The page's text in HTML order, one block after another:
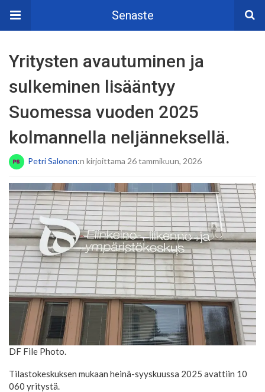
Senaste
Yritysten avautuminen ja
sulkeminen lisääntyy
Suomessa vuoden 2025
kolmannella neljänneksellä.
Petri Salonen:n kirjoittama 26 tammikuun, 2026
DF File Photo.
Tilastokeskuksen mukaan heinä-syyskuussa 2025 avattiin 10
060 yritystä.